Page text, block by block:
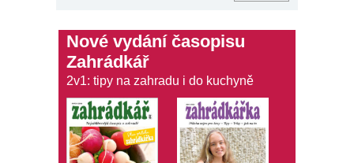
Nové vydání časopisu
Zahrádkář
2v1: tipy na zahradu i do kuchyně